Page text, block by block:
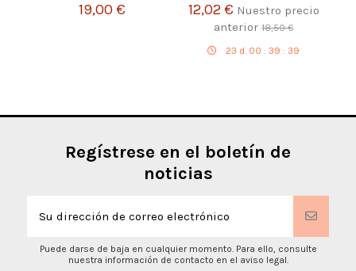
19,00 € 12,02 € Nuestro precio
anterior18,50 €
23 d. 00 :39 :39
Regístrese en el boletín de
noticias
Puede darse de baja en cualquier momento. Para ello, consulte
nuestra información de contacto en el aviso legal.